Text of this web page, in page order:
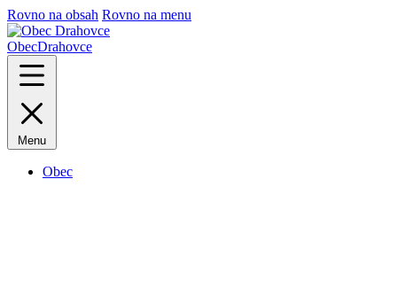
Rovno na obsah Rovno na menu
ObecDrahovce
Menu
Obec